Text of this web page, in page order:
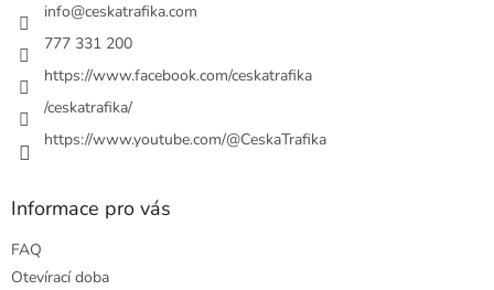
k
ý
info@ceskatrafika.com
777 331 200
https://www.facebook.com/ceskatrafika
/ceskatrafika/
https://www.youtube.com/@CeskaTrafika
Informace pro vás
FAQ
Otevírací doba